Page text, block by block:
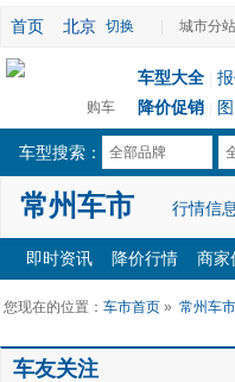
首页 北京 切换 城市分站
购车
车型大全
降价促销
车型搜索： 全部品牌
常州车市 行情信息
即时资讯 降价行情 商家
您现在的位置： 车市首页 » 常州车市
车友关注